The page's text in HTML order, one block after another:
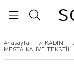
Anasayfa > KADIN
MESTA KAHVE